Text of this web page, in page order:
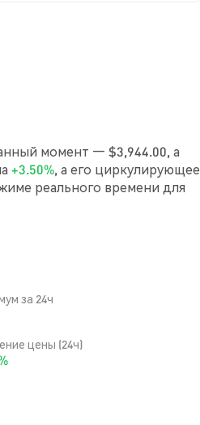
момент — $3,944.00, а
+3.50%, а его циркулирующее
реального времени для
за 24ч
цены (24ч)